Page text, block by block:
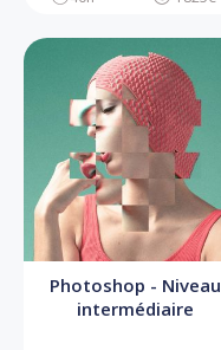
Photoshop - Niveau
intermédiaire